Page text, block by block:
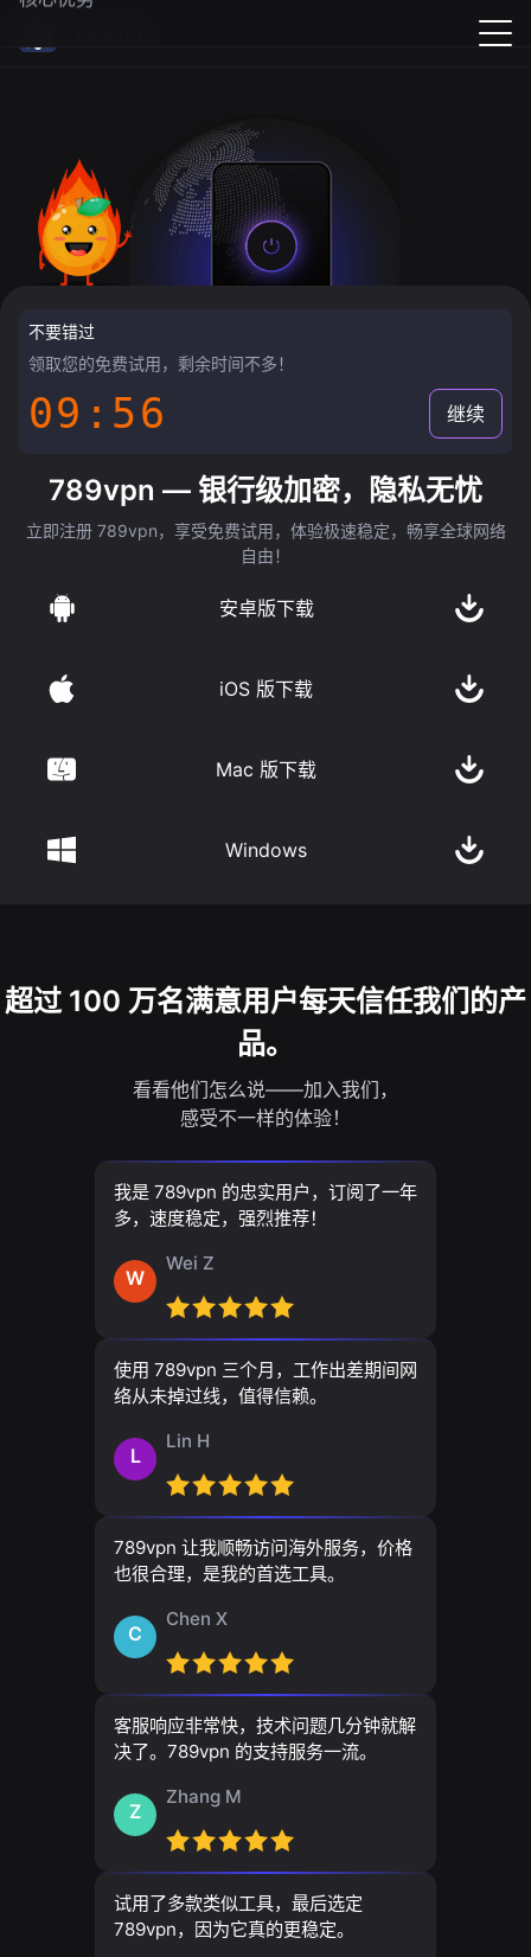
不要错过
领取您的免费试用，剩余时间不多！
09:55 继续
789vpn — 银行级加密，隐私无忧
立即注册 789vpn，享受免费试用，体验极速稳定，畅享全球网络
自由！
安卓版下载
iOS 版下载
Mac 版下载
Windows
超过 100 万名满意用户每天信任我们的产
品。
看看他们怎么说——加入我们，
感受不一样的体验！
我是 789vpn 的忠实用户，订阅了一年
多，速度稳定，强烈推荐！
W
Wei Z
使用 789vpn 三个月，工作出差期间网
络从未掉过线，值得信赖。
L
Lin H
789vpn 让我顺畅访问海外服务，价格
也很合理，是我的首选工具。
C
Chen X
客服响应非常快，技术问题几分钟就解
决了。789vpn 的支持服务一流。
Z
Zhang M
试用了多款类似工具，最后选定
789vpn，因为它真的更稳定。